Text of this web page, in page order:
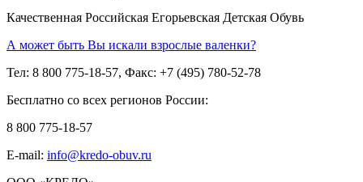
Качественная Российская Егорьевская Детская Обувь
А может быть Вы искали взрослые валенки?
Тел: 8 800 775-18-57, Факс: +7 (495) 780-52-78
Бесплатно со всех регионов России:
8 800 775-18-57
E-mail: info@kredo-obuv.ru